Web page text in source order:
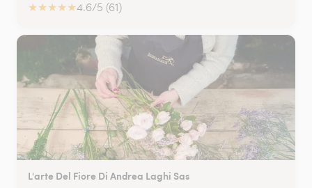
★★★★★4.6/5 (61)
L'arte Del Fiore Di Andrea Laghi Sas